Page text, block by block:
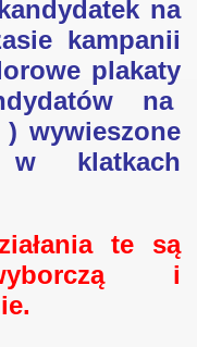
na
kampanii
plakaty
na
) wywieszone
w klatkach
te są
wyborczą i